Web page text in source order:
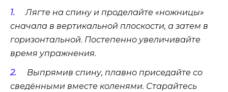
Лягте на спину и проделайте «ножницы»
сначала в вертикальной плоскости, а затем в
горизонтальной. Постепенно увеличивайте
время упражнения.
Выпрямив спину, плавно приседайте со
сведёнными вместе коленями. Старайтесь